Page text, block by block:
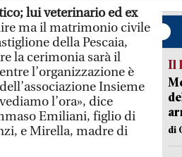
lui veterinario ed ex
ma il matrimonio civile
della Pescaia,
la cerimonia sarà il
l’organizzazione è
Insieme
l’ora», dice
Emiliani, figlio di
e Mirella, madre di
Il
di